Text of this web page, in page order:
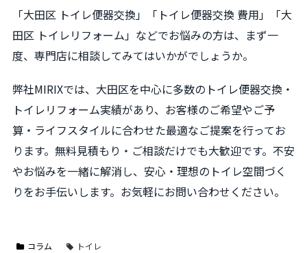
「大田区 トイレ便器交換」「トイレ便器交換 費用」「大
田区 トイレリフォーム」などでお悩みの方は、まず一
度、専門店に相談してみてはいかがでしょうか。
弊社MIRIXでは、大田区を中心に多数のトイレ便器交換・
トイレリフォーム実績があり、お客様のご希望やご予
算・ライフスタイルに合わせた最適なご提案を行ってお
ります。無料見積もり・ご相談だけでも大歓迎です。不安
やお悩みを一緒に解消し、安心・理想のトイレ空間づく
りをお手伝いします。お気軽にお問い合わせください。
コラム トイレ